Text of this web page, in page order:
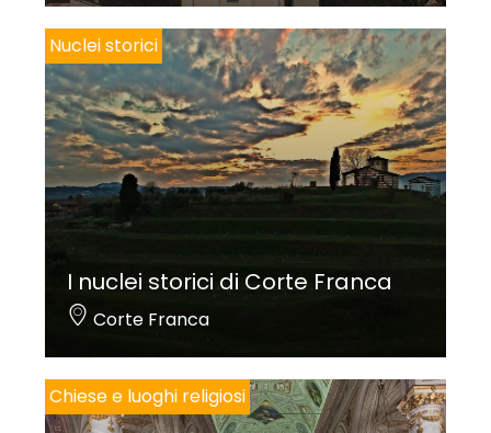
Nuclei storici
I nuclei storici di Corte Franca
Corte Franca
Chiese e luoghi religiosi